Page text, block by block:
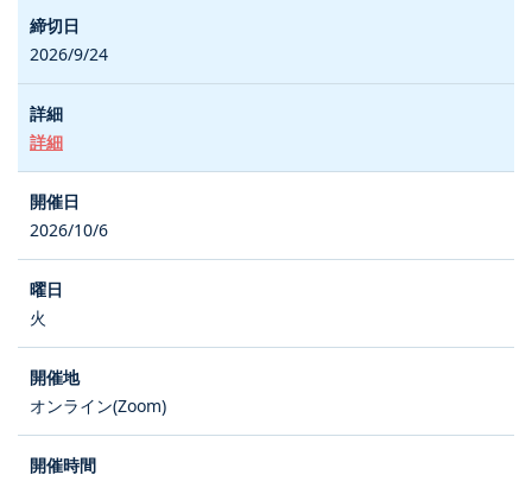
2026/9/24
詳細
2026/10/6
火
オンライン(Zoom)